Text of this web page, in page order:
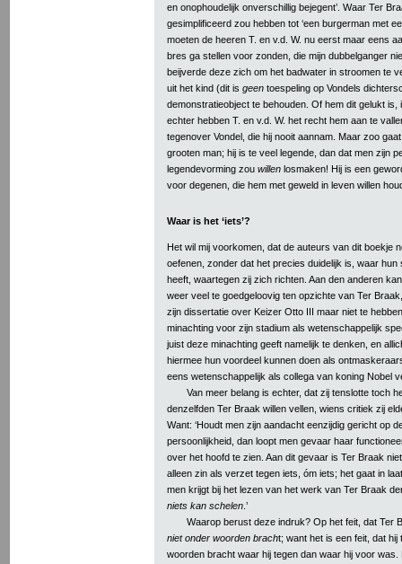
en onophoudelijk onverschillig bejegent’. Waar Ter
gesimplificeerd zou hebben tot ‘een burgerman met
moeten de heeren T. en v.d. W. nu eerst maar eens
bres ga stellen voor zonden, die mijn dubbelganger
beijverde deze zich om het badwater in stroomen te
uit het kind (dit is geen toespeling op Vondels
demonstratieobject te behouden. Of hem dit gelukt is,
echter hebben T. en v.d. W. het recht hem aan te
tegenover Vondel, die hij nooit aannam. Maar zoo
grooten man; hij is te veel legende, dan dat men zijn
legendevorming zou willen losmaken! Hij is een
voor degenen, die hem met geweld in leven willen
Waar is het ‘iets’?
Het wil mij voorkomen, dat de auteurs van dit boekje
oefenen, zonder dat het precies duidelijk is, waar
heeft, waartegen zij zich richten. Aan den anderen
weer veel te goedgeloovig ten opzichte van Ter
zijn dissertatie over Keizer Otto III maar niet te
minachting voor zijn stadium als wetenschappelijk
juist deze minachting geeft namelijk te denken, en
hiermee hun voordeel kunnen doen als
eens wetenschappelijk als collega van koning Nobel
Van meer belang is echter, dat zij tenslotte toch
denzelfden Ter Braak willen vellen, wiens critiek zij
Want: ‘Houdt men zijn aandacht eenzijdig gericht op
persoonlijkheid, dan loopt men gevaar haar
over het hoofd te zien. Aan dit gevaar is Ter Braak
alleen zin als verzet tegen iets, óm iets; het gaat in
men krijgt bij het lezen van het werk van Ter Braak
niets kan schelen .’
Waarop berust deze indruk? Op het feit, dat Ter
niet onder woorden bracht; want het is een feit, dat
woorden bracht waar hij tegen dan waar hij voor